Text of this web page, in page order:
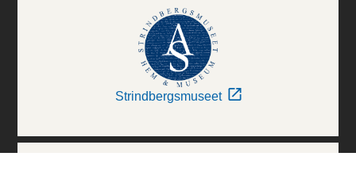
Strindbergsmuseet